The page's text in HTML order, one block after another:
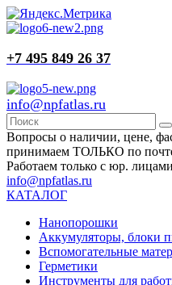
+7 495 849 26 37
info@npfatlas.ru
Вопросы о наличии, цене,
принимаем ТОЛЬКО по
Работаем только с юр.
info@npfatlas.ru
КАТАЛОГ
Нанопорошки
Аккумуляторы, блоки
Вспомогательные
Герметики
Инструменты для